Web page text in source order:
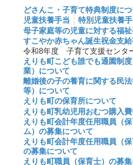
どさんこ・子育て特典制度に
児童扶養手当
特別児童扶養
母子家庭等の児童に対する福
すこやか赤ちゃん誕生祝金支
令和8年度 子育て支援センタ
えりも町こども誰でも通園制
業）について
離婚後の子の養育に関する民
等）について
えりも町の保育所について
えりも町乳幼児用おむつ購入
えりも町会計年度任用職員（
ム）の募集について
えりも町会計年度任用職員（保
の募集について
えりも町職員（保育士）の募